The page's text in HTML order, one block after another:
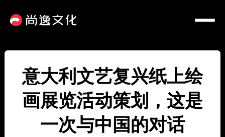
意大利文艺复兴纸上绘
画展览活动策划，这是
一次与中国的对话